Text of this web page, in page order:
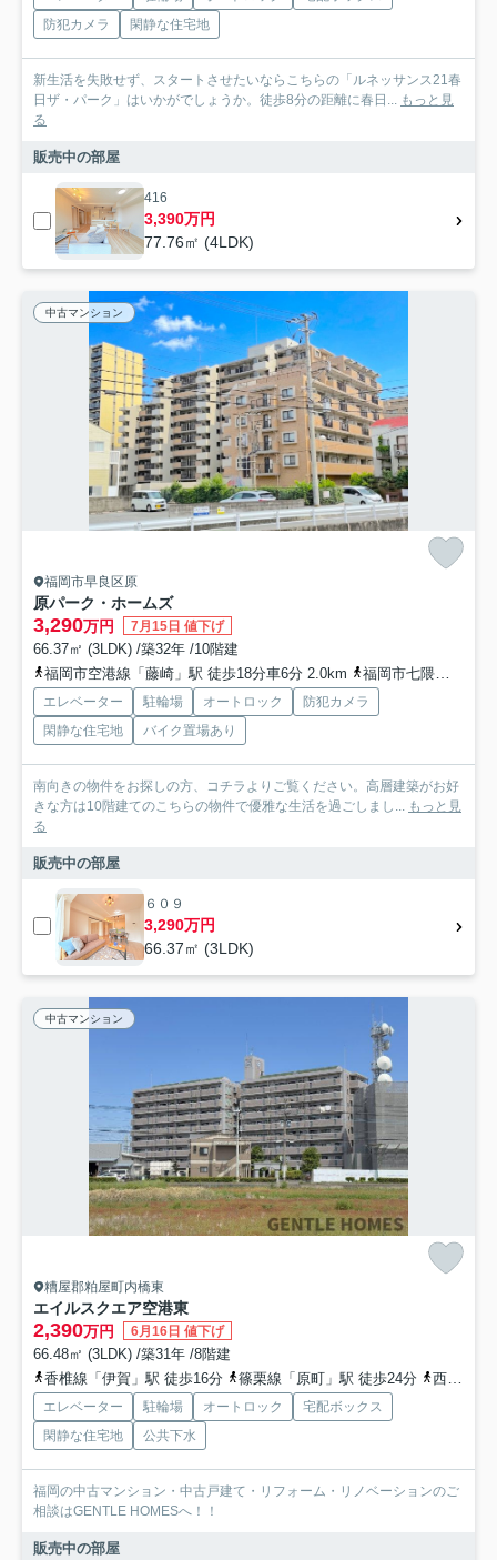
防犯カメラ
閑静な住宅地
新生活を失敗せず、スタートさせたいならこちらの「ルネッサンス21春
日ザ・パーク」はいかがでしょうか。徒歩8分の距離に春日... もっと見
る
販売中の部屋
416
3,390万円
77.76㎡ (4LDK)
中古マンション
福岡市早良区原
原パーク・ホームズ
3,290万円 7月15日 値下げ
66.37㎡ (3LDK) /築32年 /10階建
福岡市空港線「藤崎」駅 徒歩18分車6分 2.0km
福岡市七隈線「別府」駅 徒歩29分車8分 2.3km
エレベーター 駐輪場 オートロック
防犯カメラ
閑静な住宅地
バイク置場あり
南向きの物件をお探しの方、コチラよりご覧ください。高層建築がお好
きな方は10階建てのこちらの物件で優雅な生活を過ごしまし...
もっと見
る
販売中の部屋
６０９
3,290万円
66.37㎡ (3LDK)
中古マンション
糟屋郡粕屋町内橋東
エイルスクエア空港東
2,390万円 6月16日 値下げ
66.48㎡ (3LDK) /築31年 /8階建
香椎線「伊賀」駅 徒歩16分
篠栗線「原町」駅 徒歩24分 西日本鉄道（バス）「坪見」バス停下車 徒歩3分
エレベーター 駐輪場 オートロック
宅配ボックス
閑静な住宅地
公共下水
福岡の中古マンション・中古戸建て・リフォーム・リノベーションのご
相談はGENTLE HOMESへ！！
販売中の部屋